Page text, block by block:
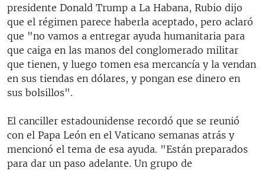
presidente Donald Trump a La Habana, Rubio dijo
que el régimen parece haberla aceptado, pero aclaró
que "no vamos a entregar ayuda humanitaria para
que caiga en las manos del conglomerado militar
que tienen, y luego tomen esa mercancía y la vendan
en sus tiendas en dólares, y pongan ese dinero en
sus bolsillos".
El canciller estadounidense recordó que se reunió
con el Papa León en el Vaticano semanas atrás y
mencionó el tema de esa ayuda. "Están preparados
para dar un paso adelante. Un grupo de